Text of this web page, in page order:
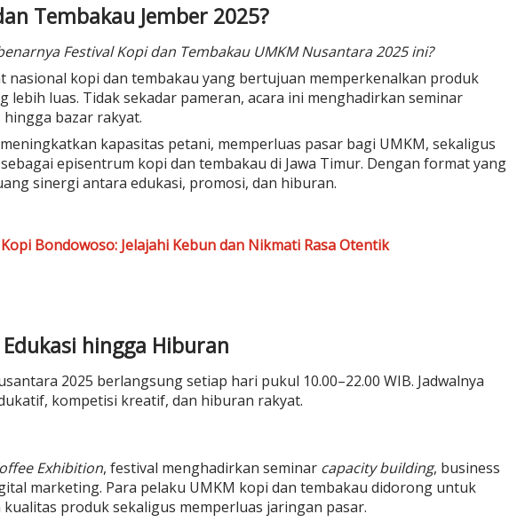
Tembakau Jember 2025?
Festival Kopi dan Tembakau UMKM Nusantara 2025 ini?
nasional kopi dan tembakau yang bertujuan memperkenalkan produk
lebih luas. Tidak sekadar pameran, acara ini menghadirkan seminar
bazar rakyat.
kapasitas petani, memperluas pasar bagi UMKM, sekaligus
episentrum kopi dan tembakau di Jawa Timur. Dengan format yang
sinergi antara edukasi, promosi, dan hiburan.
Bondowoso: Jelajahi Kebun dan Nikmati Rasa Otentik
hingga Hiburan
2025 berlangsung setiap hari pukul 10.00–22.00 WIB. Jadwalnya
kompetisi kreatif, dan hiburan rakyat.
Exhibition, festival menghadirkan seminar capacity building, business
marketing. Para pelaku UMKM kopi dan tembakau didorong untuk
produk sekaligus memperluas jaringan pasar.